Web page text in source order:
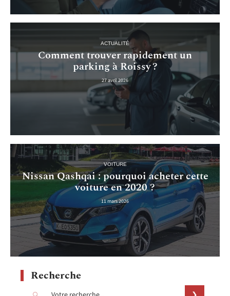
ACTUALITÉ
Comment trouver rapidement un
parking à Roissy ?
27 avril 2026
VOITURE
Nissan Qashqai : pourquoi acheter cette
voiture en 2020 ?
11 mars 2026
Recherche